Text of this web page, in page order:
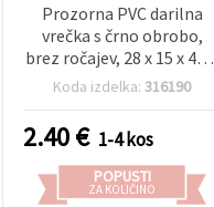
Prozorna PVC darilna
vrečka s črno obrobo,
brez ročajev, 28 x 15 x 42,5
cm
Koda izdelka:316190
2.40€ 1-4 kos
POPUSTI
ZA KOLIČINO